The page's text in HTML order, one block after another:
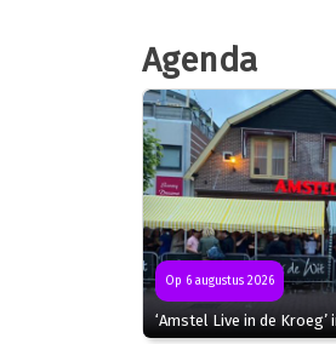
Agenda
Op 6 augustus 2026
‘Amstel Live in de